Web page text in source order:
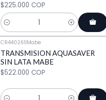
$225.000 COP
Cantidad
CR440261|Mabe
TRANSMISION AQUASAVER
SIN LATA MABE
$522.000 COP